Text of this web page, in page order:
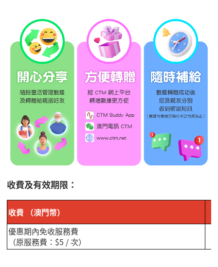
收費及有效期限：
收費
（澳門幣）
優惠期內免收服務費
（原服務費：$5 / 次）